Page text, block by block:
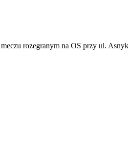
rozegranym na OS przy ul.